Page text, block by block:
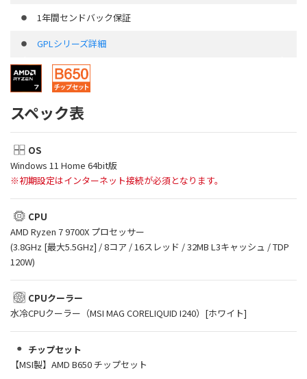
1年間センドバック保証
GPLシリーズ詳細
スペック表
OS
Windows 11 Home 64bit版
※初期設定はインターネット接続が必須となります。
CPU
AMD Ryzen 7 9700X プロセッサー
(3.8GHz [最大5.5GHz] / 8コア / 16スレッド / 32MB L3キャッシュ / TDP
120W)
CPUクーラー
水冷CPUクーラー（MSI MAG CORELIQUID I240）[ホワイト]
チップセット
【MSI製】AMD B650 チップセット